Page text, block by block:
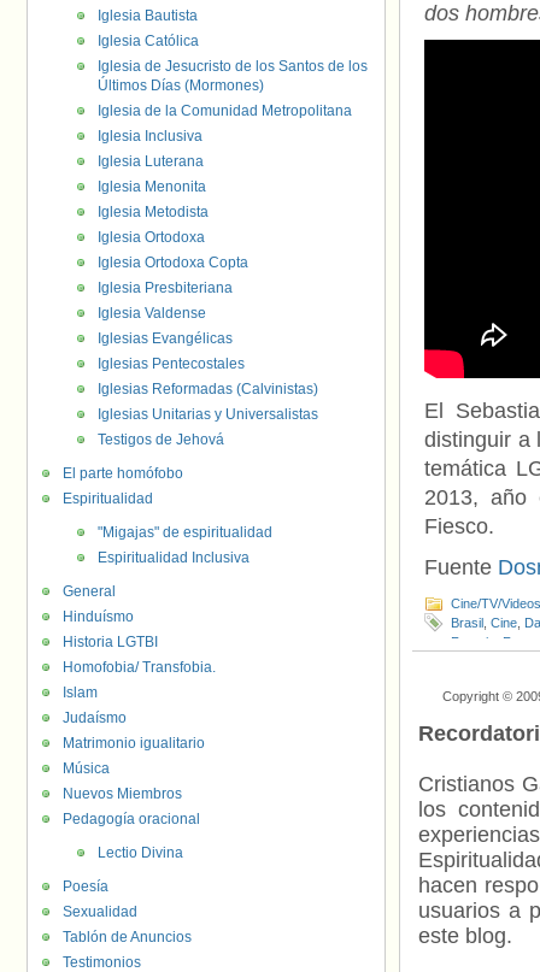
dos
El
distinguir a
temática
2013,
Fiesco.
Fuente
Cine/TV/Videos
Brasil Cine
Francia
Copyright ©
Cristianos
los
hacen
usuarios a
este blog.
Iglesia Bautista
Iglesia Católica
Iglesia de Jesucristo de los Santos de los
Últimos Días (Mormones)
Iglesia de la Comunidad Metropolitana
Iglesia Inclusiva
Iglesia Luterana
Iglesia Menonita
Iglesia Metodista
Iglesia Ortodoxa
Iglesia Ortodoxa Copta
Iglesia Presbiteriana
Iglesia Valdense
Iglesias Evangélicas
Iglesias Pentecostales
Iglesias Reformadas (Calvinistas)
Iglesias Unitarias y Universalistas
Testigos de Jehová
El parte homófobo
Espiritualidad
"Migajas" de espiritualidad
Espiritualidad Inclusiva
General
Hinduísmo
Historia LGTBI
Homofobia/ Transfobia.
Islam
Judaísmo
Matrimonio igualitario
Música
Nuevos Miembros
Pedagogía oracional
Lectio Divina
Poesía
Sexualidad
Tablón de Anuncios
Testimonios